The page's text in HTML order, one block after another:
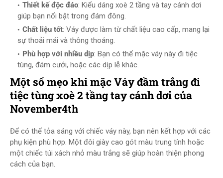
Thiết kế độc đáo: Kiểu dáng xoè 2 tầng và tay cánh dơi
giúp bạn nổi bật trong đám đông.
Chất liệu tốt: Váy được làm từ chất liệu cao cấp, mang lại
sự thoải mái và thông thoáng.
Phù hợp với nhiều dịp: Bạn có thể mặc váy này đi tiệc
tùng, đám cưới, hoặc các dịp lễ khác.
Một số mẹo khi mặc Váy đầm trắng đi
tiệc tùng xoè 2 tầng tay cánh dơi của
November4th
Để có thể tỏa sáng với chiếc váy này, bạn nên kết hợp với các
phụ kiện phù hợp. Một đôi giày cao gót màu trung tính hoặc
một chiếc túi xách nhỏ màu trắng sẽ giúp hoàn thiện phong
cách của bạn.